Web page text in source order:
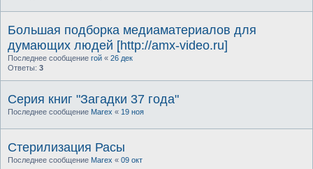
Большая подборка медиаматериалов для
думающих людей [http://amx-video.ru]
Последнее сообщение гой « 26 дек
Ответы: 3
Серия книг "Загадки 37 года"
Последнее сообщение Marex « 19 ноя
Стерилизация Расы
Последнее сообщение Marex « 09 окт